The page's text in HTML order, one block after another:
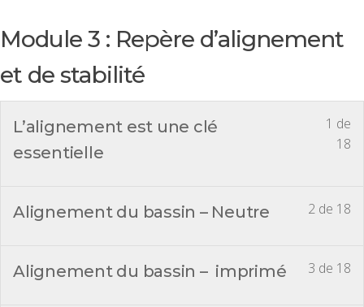
Module 3 : Repère d’alignement
et de stabilité
1 de
18
L’alignement est une clé
essentielle
2 de 18
Alignement du bassin – Neutre
3 de 18
Alignement du bassin – imprimé